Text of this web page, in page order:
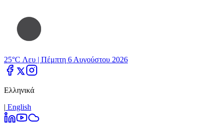
25°C Λευ | Πέμπτη 6 Αυγούστου 2026
Ελληνικά
| Εnglish